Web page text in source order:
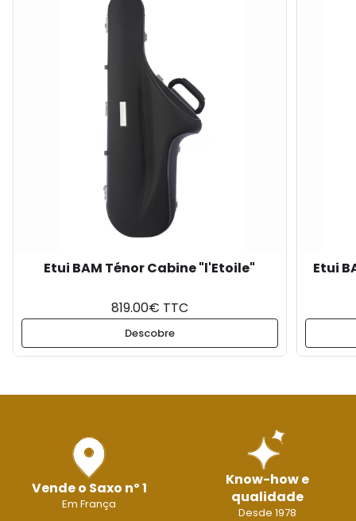
Etui BAM Ténor Cabine "l'Etoile"
819.00€ TTC
Descobre
Etui
Vende o Saxo nº 1
Em França
Know-how e
qualidade
Desde 1978